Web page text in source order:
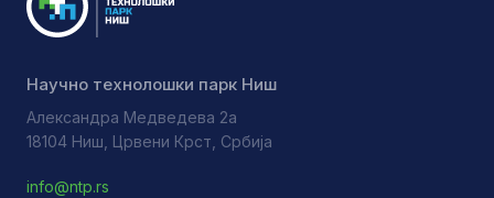
Научно технолошки парк Ниш
Александра Медведева 2а
18104 Ниш, Црвени Крст, Србија
info@ntp.rs